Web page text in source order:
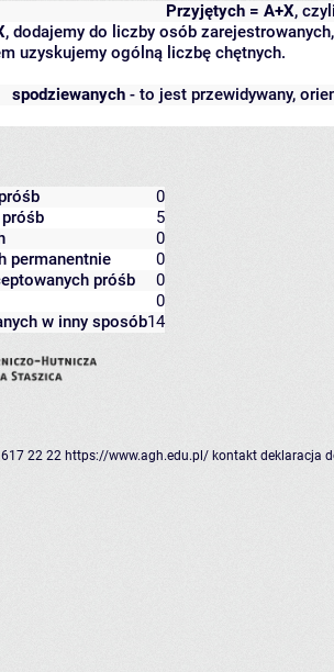
Przyjętych = A+X,
, dodajemy do liczby osób
uzyskujemy ogólną liczbę chętnych.
spodziewanych - to jest przewidywany,
0
5
0
permanentnie
0
próśb
0
0
w inny sposób14
22 22 https://www.agh.edu.pl/ kontakt deklaracja